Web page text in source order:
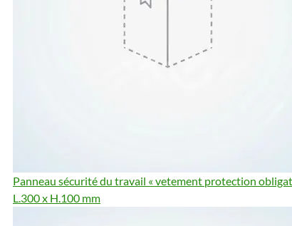
Panneau sécurité du travail « vetement protection
L.300 x H.100 mm